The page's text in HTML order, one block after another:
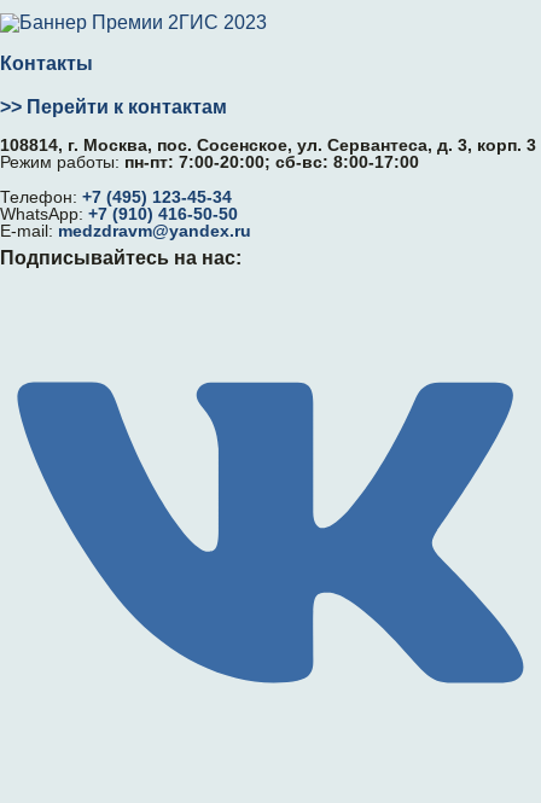
Контакты
>> Перейти к контактам
108814, г. Москва, поc. Сосенское, ул. Сервантеса, д. 3, корп. 3
Режим работы: пн-пт: 7:00-20:00; сб-вс: 8:00-17:00
Телефон: +7 (495) 123-45-34
WhatsApp: +7 (910) 416-50-50
E-mail: medzdravm@yandex.ru
Подписывайтесь на нас: